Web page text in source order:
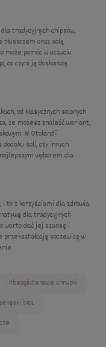
tradycyjnych chipsów,
tłuszczem oraz solą.
może pomóc w uczuciu
co czyni ją doskonałą
od klasycznych solonych
że możesz znaleźć wariant,
W Otolandii
soli, czy innych
wyborem dla
to z korzyściami dla zdrowia.
dla tradycyjnych
warto dać jej szansę i
przekształcają soczewicę w
#bezglutenowe chrupki
bez